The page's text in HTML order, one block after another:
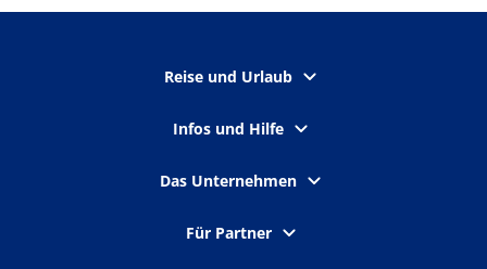
Reise und Urlaub
Infos und Hilfe
Das Unternehmen
Für Partner